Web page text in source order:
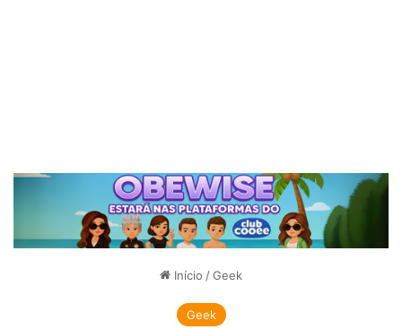
Início /Geek
Geek